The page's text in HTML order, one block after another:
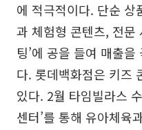
에 적극적이다. 단순 상
과 체험형 콘텐츠, 전문
팅’에 공을 들여 매출
다. 롯데백화점은 키즈
있다. 2월 타임빌라스
센터’를 통해 유아체육